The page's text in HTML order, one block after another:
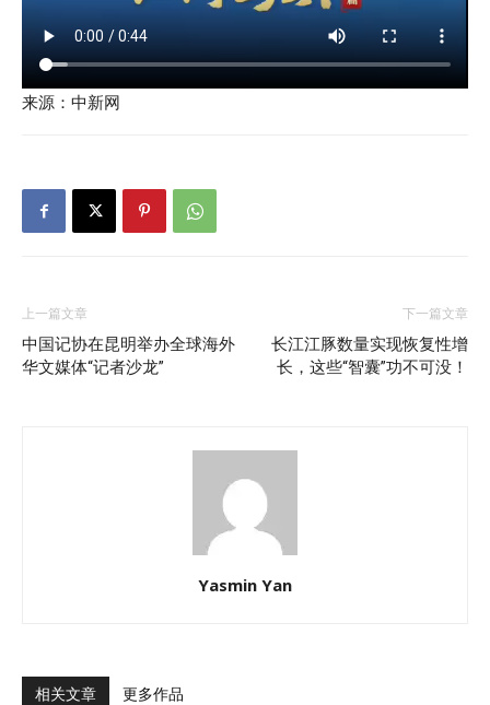
来源：中新网
上一篇文章
中国记协在昆明举办全球海外
华文媒体“记者沙龙”
下一篇文章
长江江豚数量实现恢复性增
长，这些“智囊”功不可没！
Yasmin Yan
相关文章 更多作品